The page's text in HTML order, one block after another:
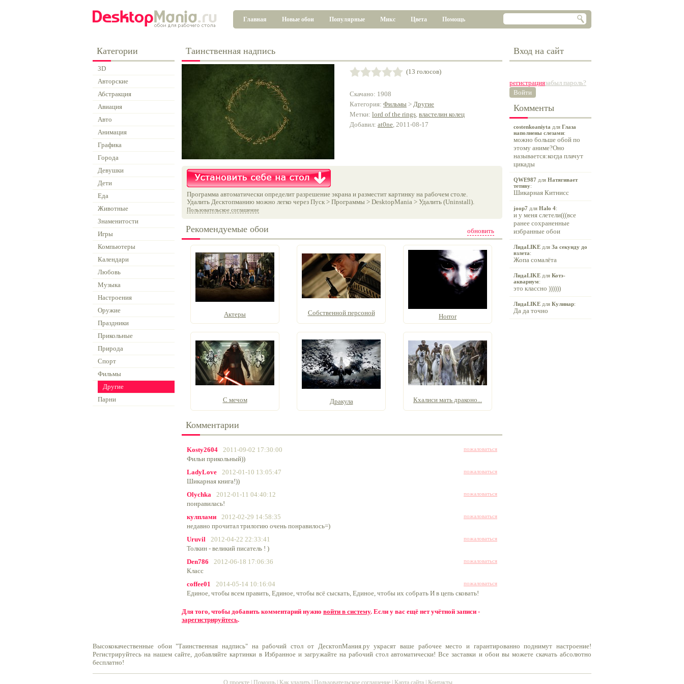
Главная Новые обои Популярные Микс Цвета Помощь
Категории
3D
Авторские
Абстракция
Авиация
Авто
Анимация
Графика
Города
Девушки
Дети
Еда
Животные
Знаменитости
Игры
Компьютеры
Календари
Любовь
Музыка
Настроения
Оружие
Праздники
Прикольные
Природа
Спорт
Фильмы
Другие
Парни
Таинственная надпись
(13 голосов)
Скачано: 1908
Категория: Фильмы > Другие
Метки: lord of the rings, властелин колец
Добавил: at0ne, 2011-08-17
Программа автоматически определит разрешение экрана и разместит картинку на рабочем столе.
Удалить Десктопманию можно легко через Пуск > Программы > DesktopMania > Удалить (Uninstall).
Пользовательское соглашение
обновить
Рекомендуемые обои
Актеры Собственной персоной Horror
С мечом Дракула Кхалиси мать драконо...
Комментарии
Kosty2604 пожаловаться
2011-09-02 17:30:00
Фильи прикольный))
LadyLove
пожаловаться
2012-01-10 13:05:47
Шикарная книга!))
Olychka
пожаловаться
2012-01-11 04:40:12
понравилась!
кулплами
пожаловаться
2012-02-29 14:58:35
недавно прочитал трилогию очень понравилось=)
Uruvil
пожаловаться
2012-04-22 22:33:41
Толкин - великий писатель ! )
Den786
пожаловаться
2012-06-18 17:06:36
Класс
coffee01
пожаловаться
2014-05-14 10:16:04
Единое, чтобы всем править, Единое, чтобы всё сыскать, Единое, чтобы их собрать И в цепь сковать!
Для того, чтобы добавить комментарий нужно войти в систему. Если у вас ещё нет учётной записи -
зарегистрируйтесь.
Вход на сайт
регистрациязабыл пароль?
Войти
Комменты
costenkoaniyta для Глаза
наполнены слезами:
можно больше обой по
этому аниме?Оно
называется:когда плачут
цикады
QWE987 для Натягивает
тетиву:
Шикарная Китнисс
joop7 для Halo 4:
и у меня слетели(((все
ранее сохраненные
избранные обои
ЛидаLIKE для За секунду до
взлета:
Жопа сомалёта
ЛидаLIKE для Котэ-
аквариум:
это классно ))))))
ЛидаLIKE для Кулинар:
Да да точно
Высококачественные обои "Таинственная надпись" на рабочий стол от ДесктопМания.ру украсят ваше рабочее место и гарантированно поднимут настроение!
Регистрируйтесь на нашем сайте, добавляйте картинки в Избранное и загружайте на рабочий стол автоматически! Все заставки и обои вы можете скачать абсолютно
бесплатно!
О проекте Помощь Как удалить Пользовательское соглашение Карта сайта Контакты